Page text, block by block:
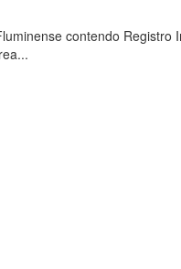
contendo Registro